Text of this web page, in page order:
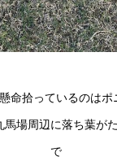
命拾っているのはポ
馬場周辺に落ち葉が
で